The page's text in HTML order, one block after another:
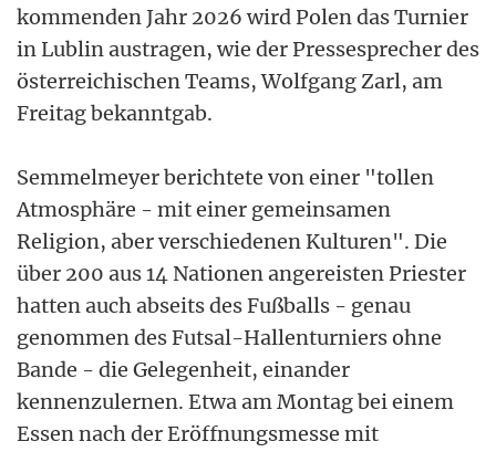
kommenden Jahr 2026 wird Polen das Turnier
in Lublin austragen, wie der Pressesprecher des
österreichischen Teams, Wolfgang Zarl, am
Freitag bekanntgab.
Semmelmeyer berichtete von einer "tollen
Atmosphäre - mit einer gemeinsamen
Religion, aber verschiedenen Kulturen". Die
über 200 aus 14 Nationen angereisten Priester
hatten auch abseits des Fußballs - genau
genommen des Futsal-Hallenturniers ohne
Bande - die Gelegenheit, einander
kennenzulernen. Etwa am Montag bei einem
Essen nach der Eröffnungsmesse mit